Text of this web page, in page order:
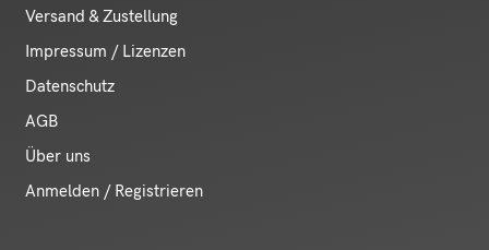
Versand & Zustellung
Impressum / Lizenzen
Datenschutz
AGB
Über uns
Anmelden / Registrieren